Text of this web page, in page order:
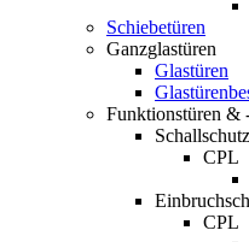
Schiebetüren
Ganzglastüren
Glastüren
Funktionstüren &
CPL
CPL